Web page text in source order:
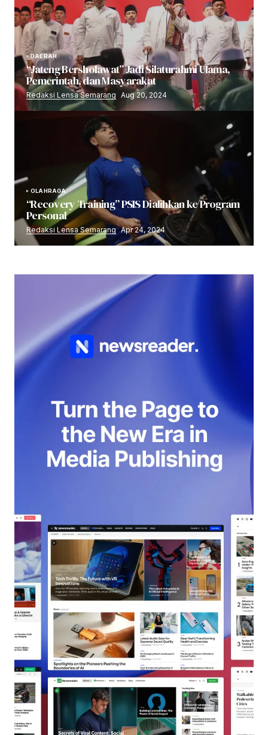
DAERAH
“Jateng Bersholawat” Jadi Silaturahmi Ulama,
Pemerintah, dan Masyarakat
Redaksi Lensa Semarang Aug 20, 2024
OLAHRAGA
“Recovery Training” PSIS Dialihkan ke Program
Personal
Redaksi Lensa Semarang Apr 24, 2024